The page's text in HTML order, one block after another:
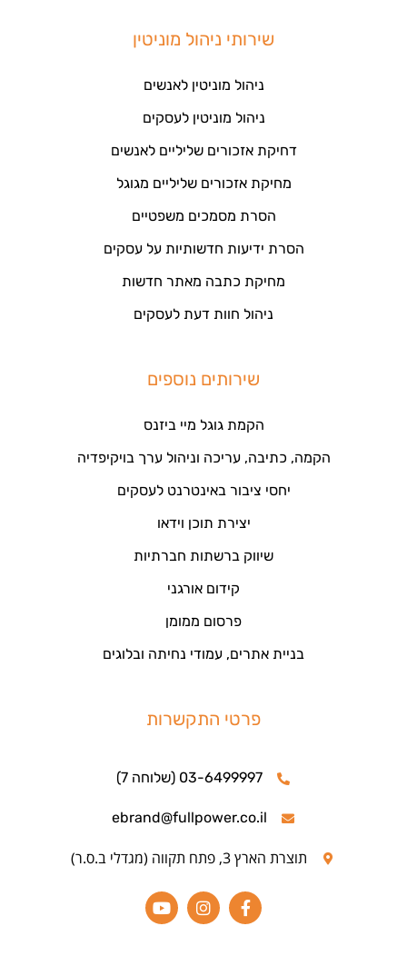
שירותי ניהול מוניטין
ניהול מוניטין לאנשים
ניהול מוניטין לעסקים
דחיקת אזכורים שליליים לאנשים
מחיקת אזכורים שליליים מגוגל
הסרת מסמכים משפטיים
הסרת ידיעות חדשותיות על עסקים
מחיקת כתבה מאתר חדשות
ניהול חוות דעת לעסקים
שירותים נוספים
הקמת גוגל מיי ביזנס
הקמה, כתיבה, עריכה וניהול ערך בויקיפדיה
יחסי ציבור באינטרנט לעסקים
יצירת תוכן וידאו
שיווק ברשתות חברתיות
קידום אורגני
פרסום ממומן
בניית אתרים, עמודי נחיתה ובלוגים
פרטי התקשרות
03-6499997 (שלוחה 7)
ebrand@fullpower.co.il
תוצרת הארץ 3, פתח תקווה (מגדלי ב.ס.ר)